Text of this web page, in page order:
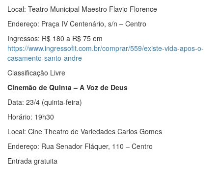
Local: Teatro Municipal Maestro Flavio Florence
Endereço: Praça IV Centenário, s/n – Centro
Ingressos: R$ 180 a R$ 75 em
https://www.ingressofit.com.br/comprar/559/existe-vida-apos-o-
casamento-santo-andre
Classificação Livre
Cinemão de Quinta – A Voz de Deus
Data: 23/4 (quinta-feira)
Horário: 19h30
Local: Cine Theatro de Variedades Carlos Gomes
Endereço: Rua Senador Fláquer, 110 – Centro
Entrada gratuita